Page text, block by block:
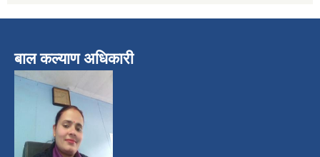
बाल कल्याण अधिकारी